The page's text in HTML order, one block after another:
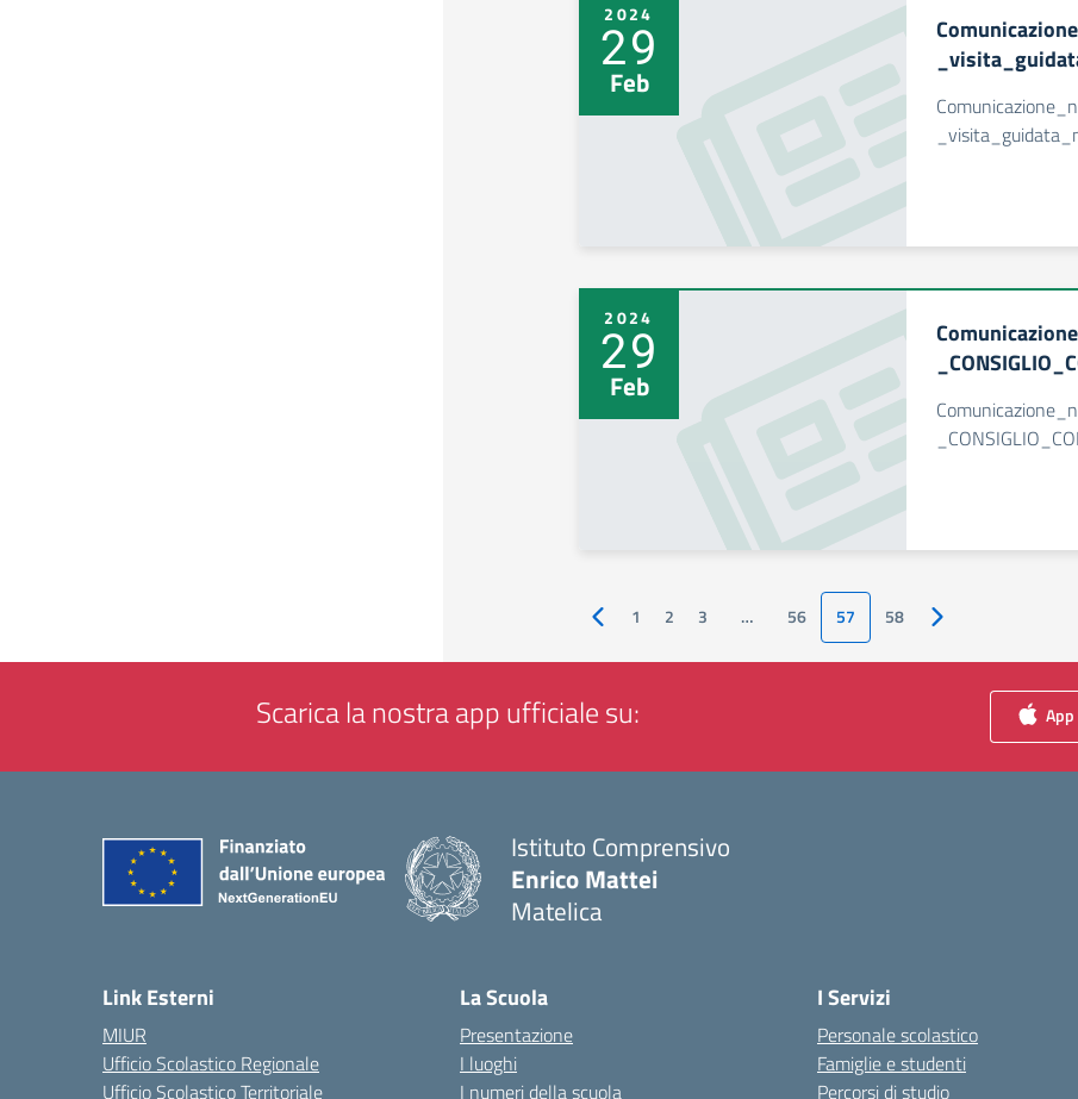
2024
29
Feb
2024
29
Feb
Pagina precedente
1 2 3 … 56 57 58 Pagina successiva
Scarica la nostra app ufficiale su:
Istituto Comprensivo
Enrico Mattei
Matelica
Link Esterni
MIUR
Ufficio Scolastico Regionale
Ufficio Scolastico Territoriale
La Scuola
Presentazione
I luoghi
I numeri della scuola
I Servizi
Personale scolastico
Famiglie e studenti
Percorsi di studio